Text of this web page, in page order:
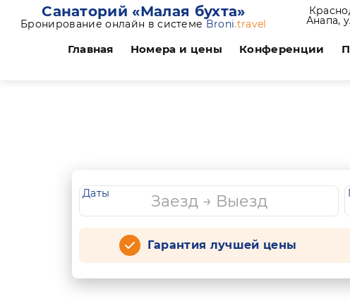
Санаторий «Малая бухта»
Бронирование онлайн в системе Broni.travel Анапа,
Главная Номера и цены Конференции
Даты
Гарантия лучшей цены